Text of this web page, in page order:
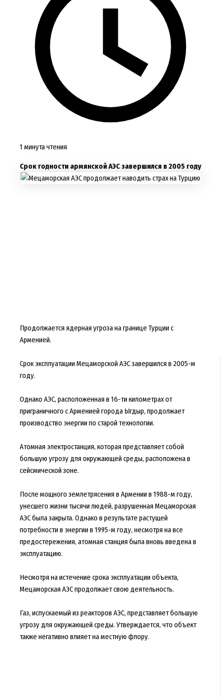
1 минута чтения
Срок годности армянской АЭС завершился в 2005 году
Продолжается ядерная угроза на границе Турции с
Арменией.
Срок эксплуатации Мецаморской АЭС завершился в 2005-м
году.
Однако АЭС, расположенная в 16-ти километрах от
приграничного с Арменией города Ыгдыр, продолжает
производство энергии по старой технологии.
Атомная электростанция, которая представляет собой
большую угрозу для окружающей среды, расположена в
сейсмической зоне.
После мощного землетрясения в Армении в 1988-м году,
унесшего жизни тысячи людей, разрушенная Мецаморская
АЭС была закрыта. Однако в результате растущей
потребности в энергии в 1995-м году, несмотря на все
предостережения, атомная станция была вновь введена в
эксплуатацию.
Несмотря на истечение срока эксплуатации объекта,
Мецаморская АЭС продолжает свою деятельность.
Газ, испускаемый из реакторов АЭС, представляет большую
угрозу для окружающей среды. Утверждается, что объект
также негативно влияет на местную флору.